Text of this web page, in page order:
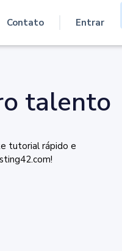
Contato Entrar
talento
tutorial rápido e